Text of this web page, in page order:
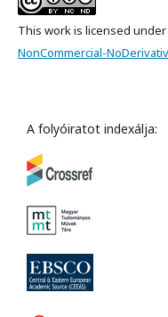
This work is licensed under
NonCommercial-
A folyóiratot indexálja: